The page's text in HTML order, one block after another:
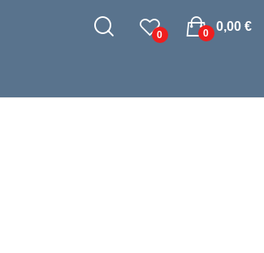
0
0,00 €
0